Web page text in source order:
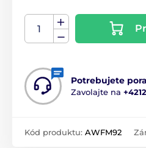
Potrebujete
Zavolajte na
Kód produktu: AWFM92